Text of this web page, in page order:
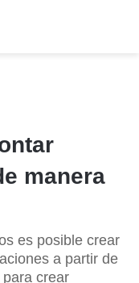
manera
es posible crear
a partir de
crear